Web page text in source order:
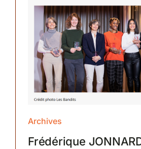
Archives
Frédérique